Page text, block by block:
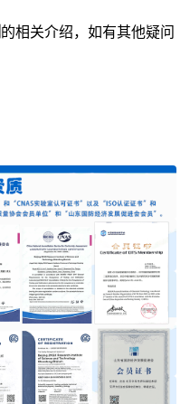
的相关介绍，如有其他疑问